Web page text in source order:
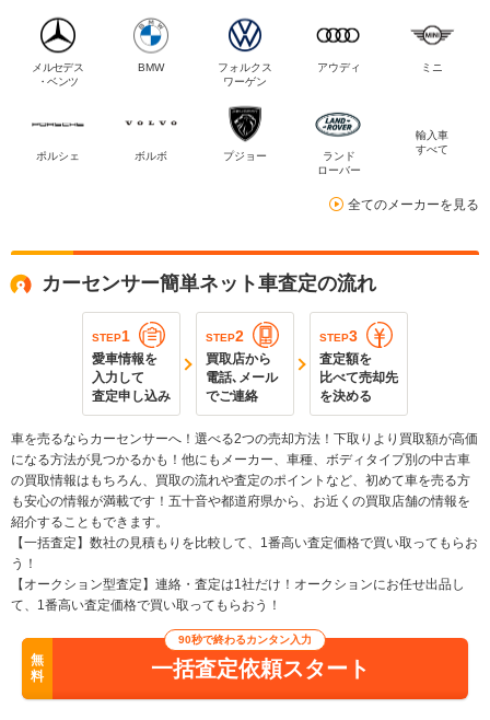
メルセデス
・ベンツ
BMW
フォルクス
ワーゲン
アウディ ミニ
ポルシェ ボルボ プジョー
ランド
ローバー
輸入車
すべて
全てのメーカーを見る
カーセンサー簡単ネット車査定の流れ
STEP1
愛車情報を
入力して
査定申し込み
STEP2
買取店から
電話､メール
でご連絡
STEP3
査定額を
比べて売却先
を決める
車を売るならカーセンサーへ！選べる2つの売却方法！下取りより買取額が高価
になる方法が見つかるかも！他にもメーカー、車種、ボディタイプ別の中古車
の買取情報はもちろん、買取の流れや査定のポイントなど、初めて車を売る方
も安心の情報が満載です！五十音や都道府県から、お近くの買取店舗の情報を
紹介することもできます。
【一括査定】数社の見積もりを比較して、1番高い査定価格で買い取ってもらお
う！
【オークション型査定】連絡・査定は1社だけ！オークションにお任せ出品し
て、1番高い査定価格で買い取ってもらおう！
無
料
90秒で終わるカンタン入力
一括査定依頼スタート